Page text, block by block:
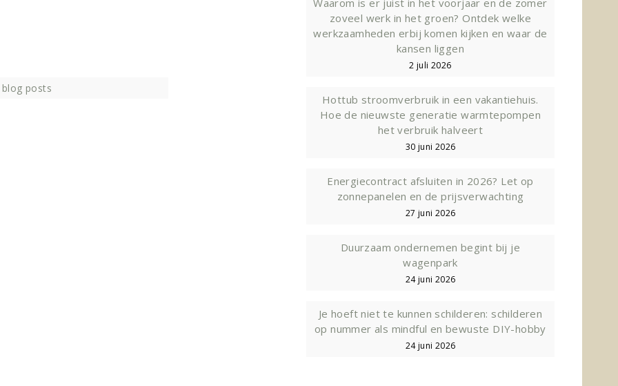
posts
zoveel werk in het groen? Ontdek welke
werkzaamheden erbij komen kijken en waar de
kansen liggen
2 juli 2026
Hottub stroomverbruik in een vakantiehuis.
Hoe de nieuwste generatie warmtepompen
het verbruik halveert
30 juni 2026
Energiecontract afsluiten in 2026? Let op
zonnepanelen en de prijsverwachting
27 juni 2026
Duurzaam ondernemen begint bij je
wagenpark
24 juni 2026
Je hoeft niet te kunnen schilderen: schilderen
op nummer als mindful en bewuste DIY-hobby
24 juni 2026